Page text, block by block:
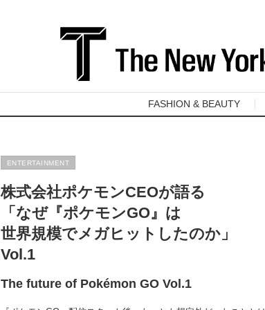
FASHION & BEAUTY
ENTERTAINMENT
株式会社ポケモンCEOが語る
「なぜ『ポケモンGO』は
世界規模でメガヒットしたのか」
Vol.1
The future of Pokémon GO Vol.1